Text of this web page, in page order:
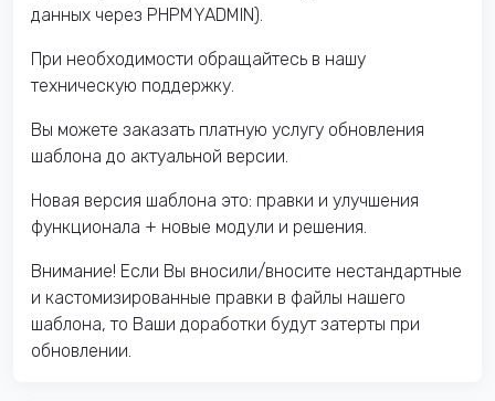
данных через PHPMYADMIN).
При необходимости обращайтесь в нашу
техническую поддержку.
Вы можете заказать платную услугу обновления
шаблона до актуальной версии.
Новая версия шаблона это: правки и улучшения
функционала + новые модули и решения.
Внимание! Если Вы вносили/вносите нестандартные
и кастомизированные правки в файлы нашего
шаблона, то Ваши доработки будут затерты при
обновлении.